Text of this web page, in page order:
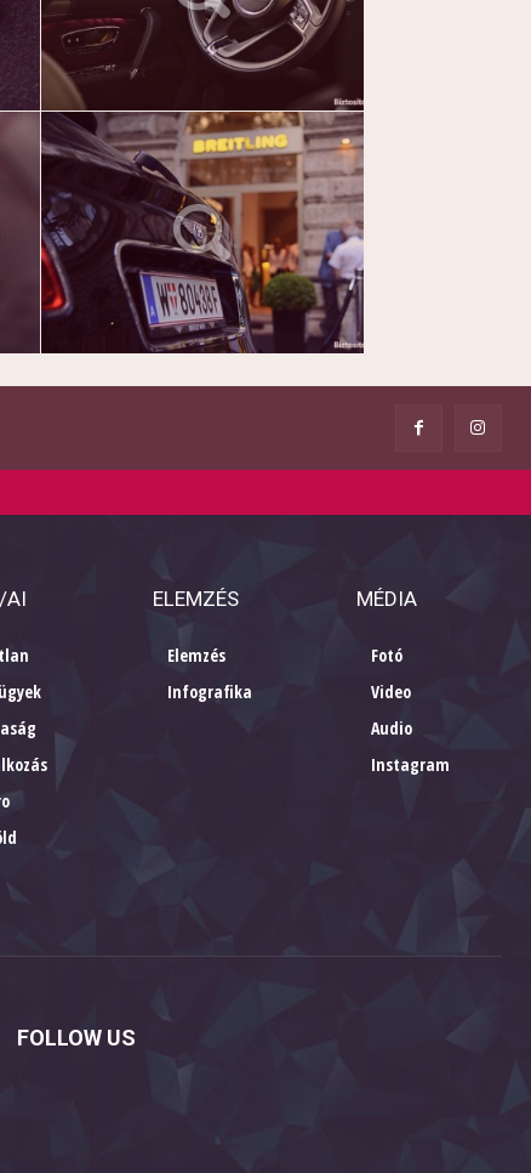
AI ELEMZÉS
Elemzés
Infografika
MÉDIA
Fotó
Video
Audio
Instagram
FOLLOW US